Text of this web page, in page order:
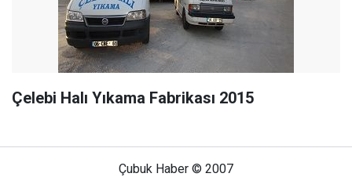
Çelebi Halı Yıkama Fabrikası 2015
Çubuk Haber © 2007